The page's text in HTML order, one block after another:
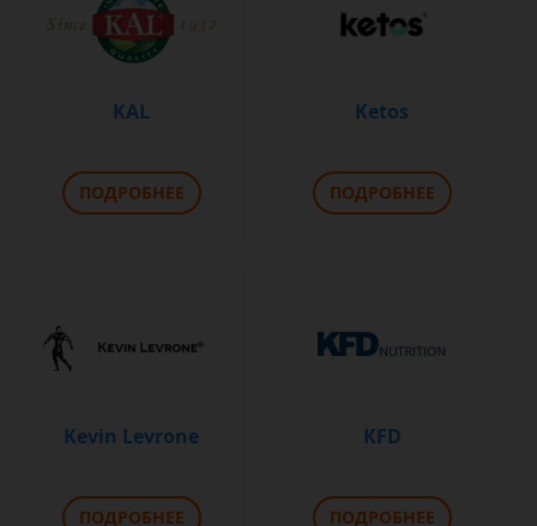
KAL
ПОДРОБНЕЕ
Ketos
ПОДРОБНЕЕ
Kevin Levrone
ПОДРОБНЕЕ
KFD
ПОДРОБНЕЕ